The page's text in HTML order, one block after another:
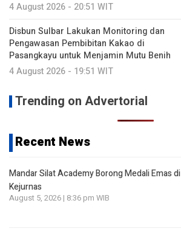
4 August 2026 - 20:51 WIT
Disbun Sulbar Lakukan Monitoring dan
Pengawasan Pembibitan Kakao di
Pasangkayu untuk Menjamin Mutu Benih
4 August 2026 - 19:51 WIT
Trending on Advertorial
Recent News
Mandar Silat Academy Borong Medali Emas di
Kejurnas
August 5, 2026 | 8:36 pm WIB